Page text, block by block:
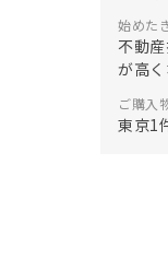
始めた
不動
が高
ご購入
東京1